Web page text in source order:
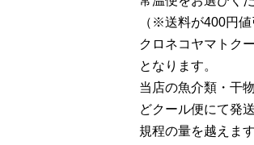
（※送料が400円値
クロネコヤマトク
となります。
当店の魚介類・干
どクール便にて発
規程の量を越えま